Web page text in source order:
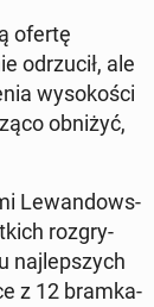
ofertę
odrzu­cił, ale
wysokoś­ci
obniżyć,
Lewandows­
roz­gry­
na­jlep­szych
z 12 bramka­